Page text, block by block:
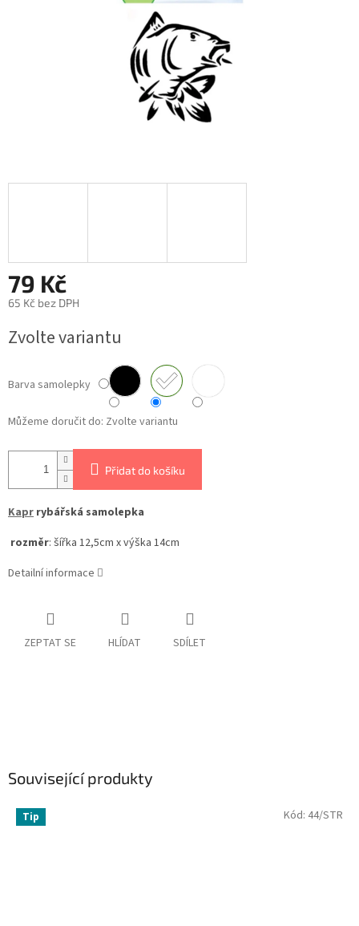
79 Kč
65 Kč bez DPH
cena:
Zvolte variantu
Barva samolepky
Můžeme doručit do: Zvolte variantu
Přidat do košíku
Kapr rybářská samolepka
rozměr: šířka 12,5cm x výška 14cm
Detailní informace
ZEPTAT SE HLÍDAT SDÍLET
Související produkty
Tip Kód: 44/STR